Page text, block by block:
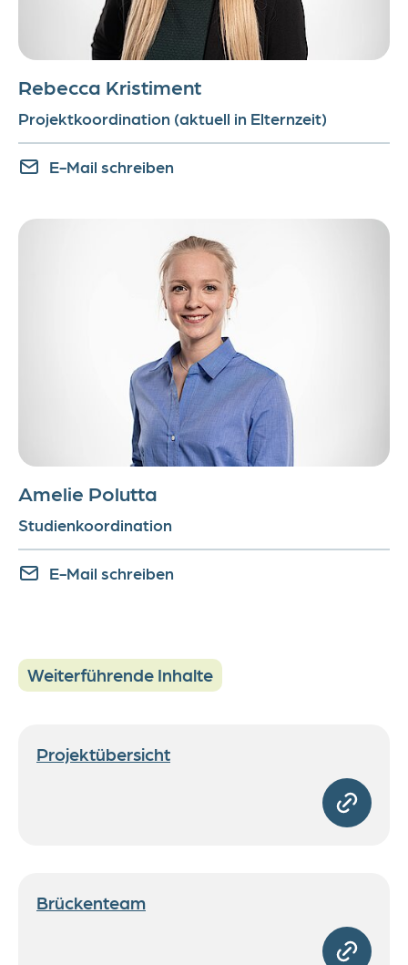
Nachsorge, begrüßen wir Sie gerne
in unserer Kinderonkologischen
Anlaufstelle „KOALA“!
Rebecca Kristiment
Projektkoordination (aktuell in Elternzeit)
E-Mail schreiben
Amelie Polutta
Studienkoordination
E-Mail schreiben
Weiterführende Inhalte
Projektübersicht
Brückenteam